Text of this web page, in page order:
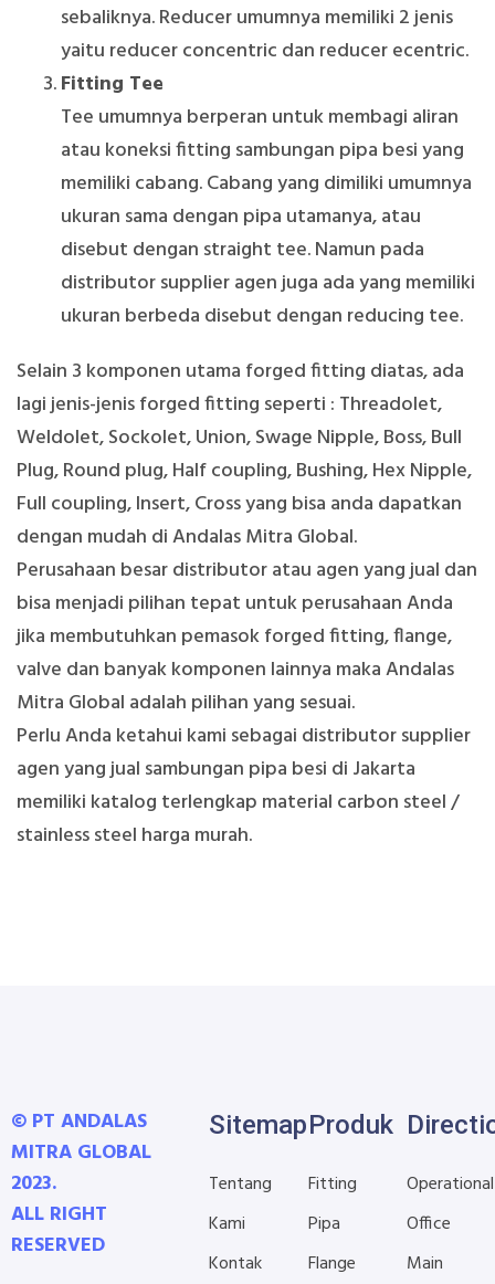
sebaliknya. Reducer umumnya memiliki 2 jenis
yaitu reducer concentric dan reducer ecentric.
Fitting Tee
Tee umumnya berperan untuk membagi aliran
atau koneksi fitting sambungan pipa besi yang
memiliki cabang. Cabang yang dimiliki umumnya
ukuran sama dengan pipa utamanya, atau
disebut dengan straight tee. Namun pada
distributor supplier agen juga ada yang memiliki
ukuran berbeda disebut dengan reducing tee.
Selain 3 komponen utama forged fitting diatas, ada
lagi jenis-jenis forged fitting seperti : Threadolet,
Weldolet, Sockolet, Union, Swage Nipple, Boss, Bull
Plug, Round plug, Half coupling, Bushing, Hex Nipple,
Full coupling, Insert, Cross yang bisa anda dapatkan
dengan mudah di Andalas Mitra Global.
Perusahaan besar distributor atau agen yang jual dan
bisa menjadi pilihan tepat untuk perusahaan Anda
jika membutuhkan pemasok forged fitting, flange,
valve dan banyak komponen lainnya maka Andalas
Mitra Global adalah pilihan yang sesuai.
Perlu Anda ketahui kami sebagai distributor supplier
agen yang jual sambungan pipa besi di Jakarta
memiliki katalog terlengkap material carbon steel /
stainless steel harga murah.
© PT ANDALAS
MITRA GLOBAL
2023.
ALL RIGHT
RESERVED
Sitemap
Tentang
Kami
Kontak
Produk
Fitting
Pipa
Flange
Operational
Office
Main